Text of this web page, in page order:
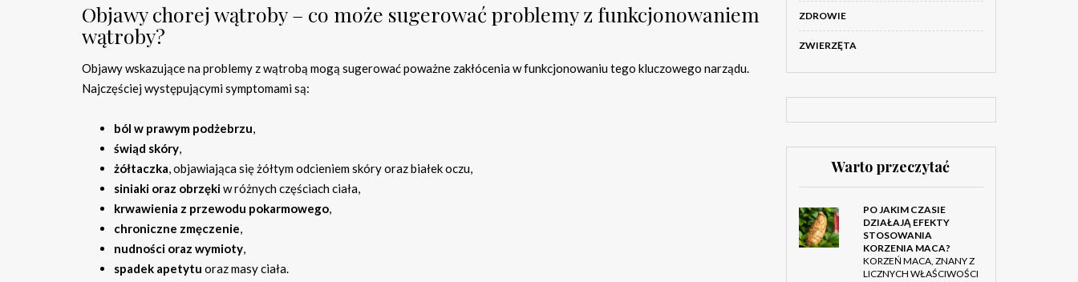
Objawy chorej wątroby – co może sugerować problemy z funkcjonowaniem
wątroby?
Objawy wskazujące na problemy z wątrobą mogą sugerować poważne zakłócenia w funkcjonowaniu tego kluczowego narządu.
Najczęściej występującymi symptomami są:
ból w prawym podżebrzu,
świąd skóry,
żółtaczka, objawiająca się żółtym odcieniem skóry oraz białek oczu,
siniaki oraz obrzękiw różnych częściach ciała,
krwawienia z przewodu pokarmowego,
chroniczne zmęczenie,
nudności oraz wymioty,
spadek apetytu oraz masy ciała.
ZDROWIE
ZWIERZĘTA
Warto przeczytać
PO JAKIM CZASIE
DZIAŁAJĄ EFEKTY
STOSOWANIA
KORZENIA MACA?
KORZEŃ MACA, ZNANY Z
LICZNYCH WŁAŚCIWOŚCI